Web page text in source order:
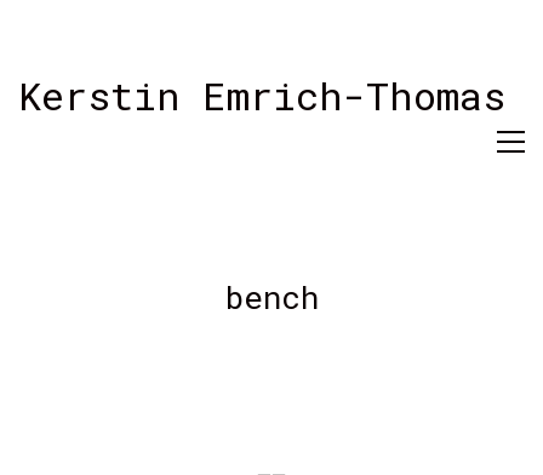
Kerstin Emrich-Thomas
bench